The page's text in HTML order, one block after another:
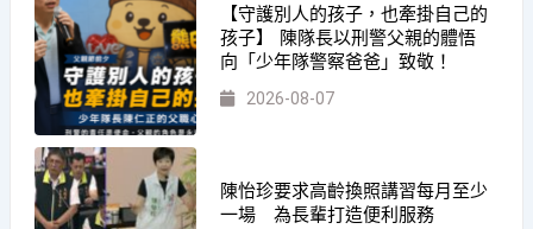
【守護別人的孩子，也牽掛自己的
孩子】 陳隊長以刑警父親的體悟
向「少年隊警察爸爸」致敬！
2026-08-07
陳怡珍要求高齡換照講習每月至少
一場 為長輩打造便利服務